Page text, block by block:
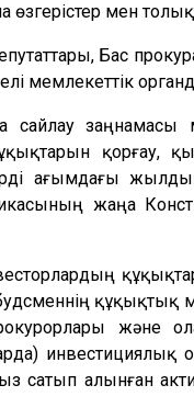
өзгерістер мен
Бас
мемлекеттік
заңнамасы
қорғау,
ағымдағы
жаңа
құқықтық
және
инвестициялық
сатып алынған